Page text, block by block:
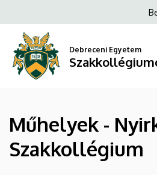
Nyirkos
István
Szakkollégium
Szakkollégiumok
a
tartalomra
Debreceni Egyetem
Műhelyek -
Szakkollégium